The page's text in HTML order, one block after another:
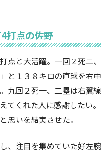
打点の佐野
と大活躍。一回２死二、
と１３８キロの直球を右中
九回２死一、二塁は右翼線
てくれた人に感謝したい。
思いを結実させた。
、注目を集めていた好左腕